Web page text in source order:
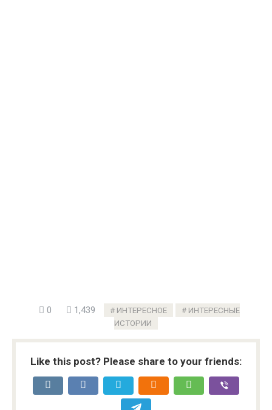
0 1,439 ИНТЕРЕСНОЕ
ИНТЕРЕСНЫЕ
ИСТОРИИ
Like this post? Please share to your friends: